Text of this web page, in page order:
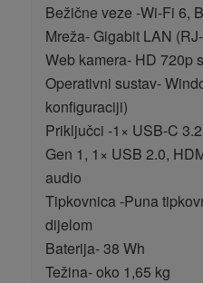
Bežične veze -Wi-Fi 6,
Mreža- Gigabit LAN
Web kamera- HD 720p
Operativni sustav-
konfiguraciji)
Priključci -1× USB-C
Gen 1, 1× USB 2.0,
audio
Tipkovnica -Puna
dijelom
Baterija- 38 Wh
Težina- oko 1,65 kg